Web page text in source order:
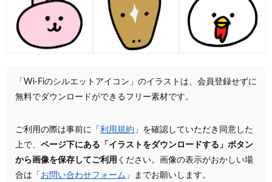
「Wi-Fiのシルエットアイコン」のイラストは、会員登録せずに
無料でダウンロードができるフリー素材です。
ご利用の際は事前に「 利用規約 」を確認していただき同意した
上で、 ページ下にある「イラストをダウンロードする」ボタン
から画像を保存してご利用 ください。画像の表示がおかしい場
合は「 お問い合わせフォーム 」までお願いします。